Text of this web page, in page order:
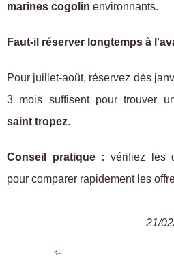
marines cogolin environnants.
Faut-il réserver longtemps à
Pour juillet-août, réservez dès
3 mois suffisent pour trouver
saint tropez.
Conseil pratique : vérifiez les
pour comparer rapidement les
21/